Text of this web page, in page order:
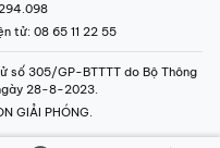
tử: 08 65 11 22 55
số 305/GP-BTTTT do Bộ Thông
28-8-2023.
GIẢI PHÓNG.